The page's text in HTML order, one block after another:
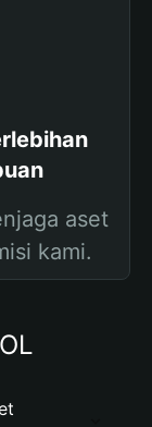
aset
kami.